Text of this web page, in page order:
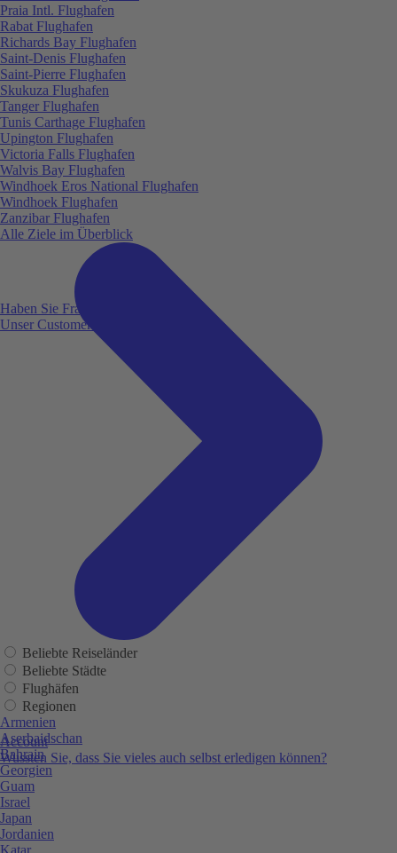
Haben Sie Fragen?
Unser Customer Service ist für Sie da!
Account
Wussten Sie, dass Sie vieles auch selbst erledigen können?
Praia Intl. Flughafen
Rabat Flughafen
Richards Bay Flughafen
Saint-Denis Flughafen
Saint-Pierre Flughafen
Skukuza Flughafen
Tanger Flughafen
Tunis Carthage Flughafen
Upington Flughafen
Victoria Falls Flughafen
Walvis Bay Flughafen
Windhoek Eros National Flughafen
Windhoek Flughafen
Zanzibar Flughafen
Alle Ziele im Überblick
Beliebte Reiseländer
Beliebte Städte
Flughäfen
Regionen
Armenien
Aserbaidschan
Bahrain
Georgien
Guam
Israel
Japan
Jordanien
Katar